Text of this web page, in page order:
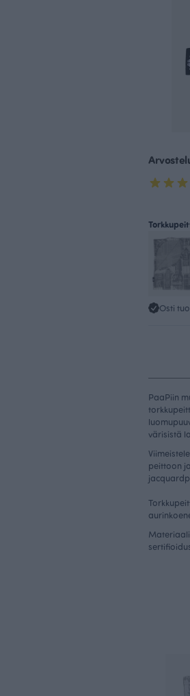
Osti
PaaPiin
värisistä
peittoon
Materiaali